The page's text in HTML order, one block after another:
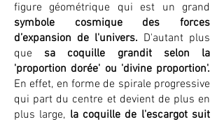
figure géométrique qui est un grand
symbole cosmique des forces
d’expansion de l'univers. D'autant plus
que sa coquille grandit selon la
'proportion dorée' ou 'divine proportion'.
En effet, en forme de spirale progressive
qui part du centre et devient de plus en
plus large, la coquille de l'escargot suit